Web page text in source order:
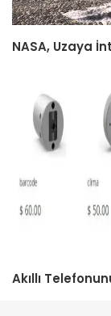
NASA, Uzaya
Akıllı